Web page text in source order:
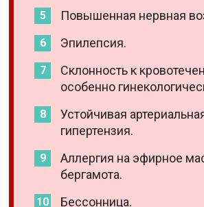
Повышенная нервная
Эпилепсия.
Склонность к
особенно
Устойчивая
гипертензия.
Аллергия на эфирное
бергамота.
Бессонница.